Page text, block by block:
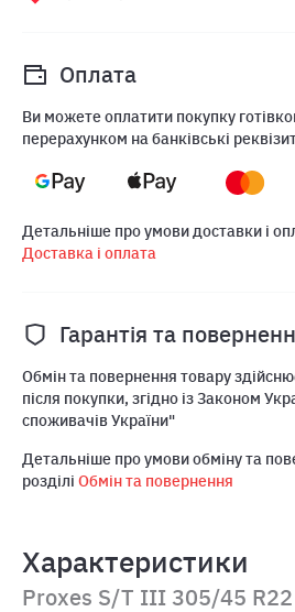
Оплата
Ви можете оплатити покупку
перерахунком на банківські
Детальніше про умови доставки і
Доставка і оплата
Гарантія та
Обмін та повернення товару
після покупки, згідно із Законом
споживачів України"
Детальніше про умови обміну та
розділі Обмін та повернення
Характеристики
Proxes S/T III 305/45